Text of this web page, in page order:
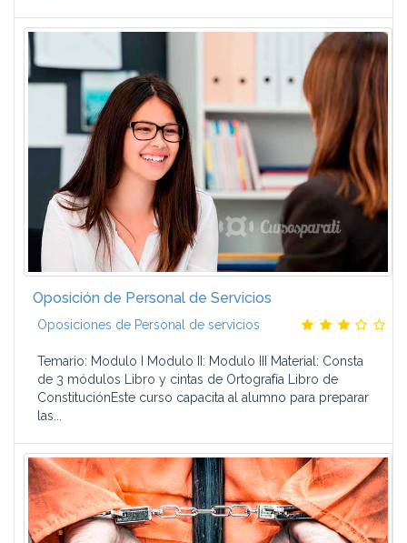
Oposición de Personal de Servicios
Oposiciones de Personal de servicios
Temario: Modulo I Modulo II: Modulo III Material: Consta
de 3 módulos Libro y cintas de Ortografía Libro de
ConstituciónEste curso capacita al alumno para preparar
las...